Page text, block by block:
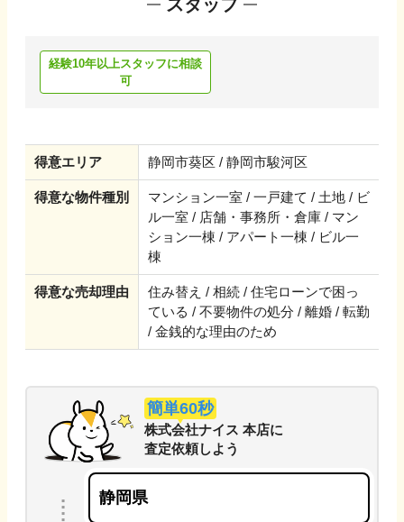
スタッフ
経験10年以上スタッフに相談
可
得意エリア 静岡市葵区 / 静岡市駿河区
得意な物件種別
マンション一室 / 一戸建て / 土地 / ビ
ル一室 / 店舗・事務所・倉庫 / マン
ション一棟 / アパート一棟 / ビル一
棟
得意な売却理由
住み替え / 相続 / 住宅ローンで困っ
ている / 不要物件の処分 / 離婚 / 転勤
/ 金銭的な理由のため
簡単60秒
株式会社ナイス 本店に
査定依頼しよう